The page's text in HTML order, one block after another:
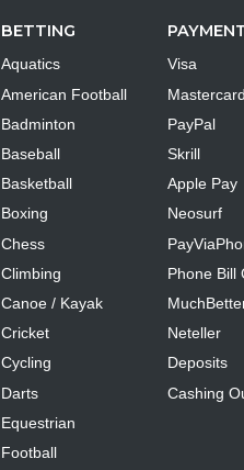
BETTING
Aquatics
American Football
Badminton
Baseball
Basketball
Boxing
Chess
Climbing
Canoe / Kayak
Cricket
Cycling
Darts
Equestrian
Football
Visa
Mastercard
PayPal
Skrill
Apple Pay
Neosurf
Phone Bill
Neteller
Deposits
Cashing